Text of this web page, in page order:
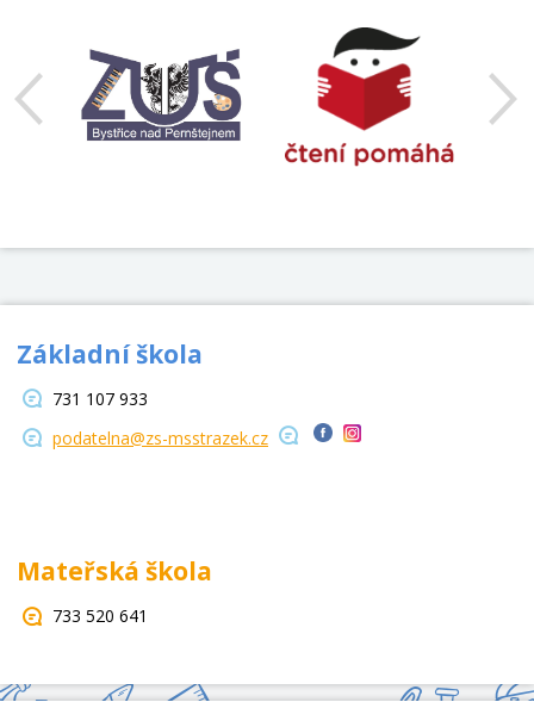
Základní škola
731 107 933
podatelna@zs-msstrazek.cz
Mateřská škola
733 520 641